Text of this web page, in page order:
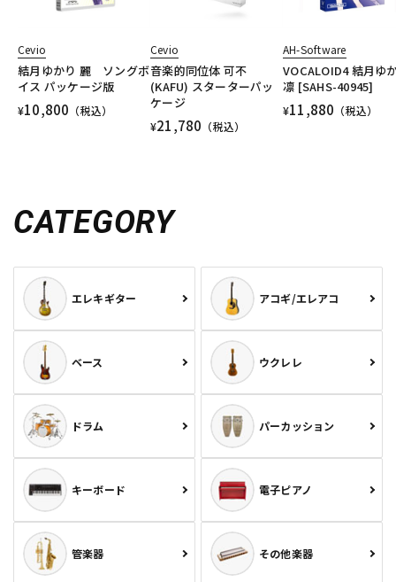
Cevio
結月ゆかり 麗 ソングボ
イス パッケージ版
¥10,800 （税込）
Cevio
音楽的同位体 可不
(KAFU) スターターパッ
ケージ
¥21,780 （税込）
AH-Software
VOCALOID4 結月ゆ
凛 [SAHS-40945]
¥11,880 （税込）
CATEGORY
エレキギター アコギ/エレアコ
ベース ウクレレ
ドラム パーカッション
キーボード 電子ピアノ
管楽器 その他楽器